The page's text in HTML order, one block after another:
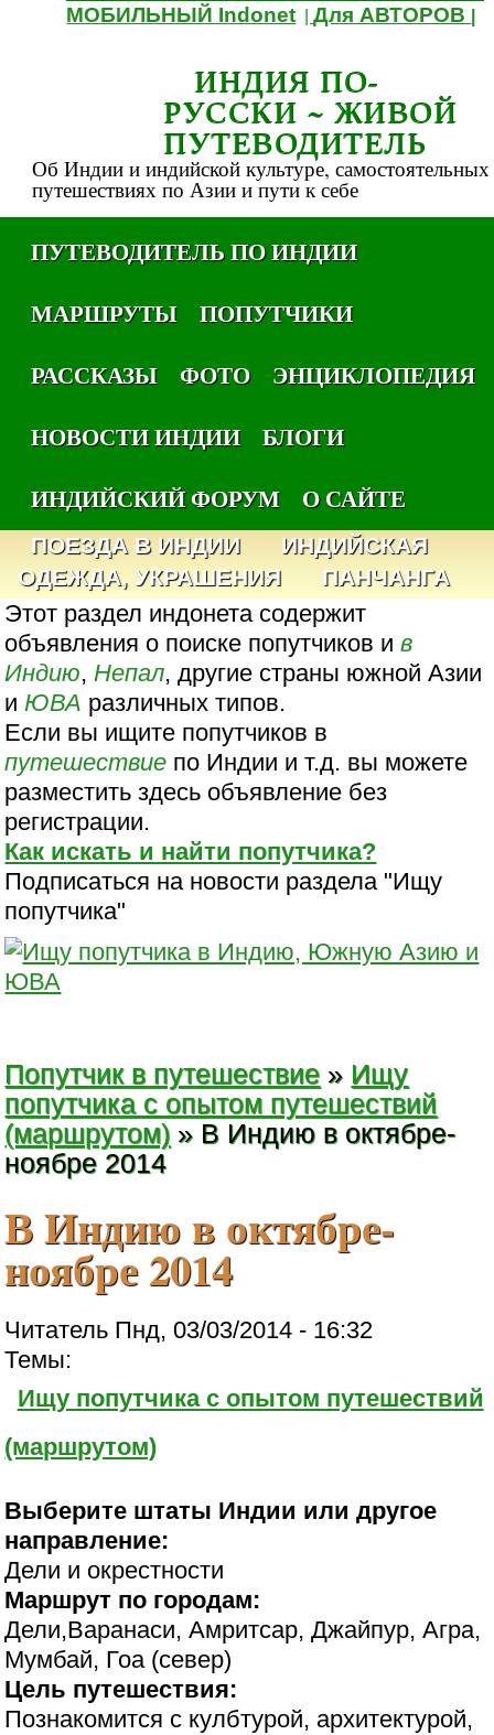
МОБИЛЬНЫЙ Indonet |Для АВТОРОВ
ИНДИЯ ПО-
РУССКИ ~ ЖИВОЙ
ПУТЕВОДИТЕЛЬ
Об Индии и индийской культуре, самостоятельных
путешествиях по Азии и пути к себе
ПУТЕВОДИТЕЛЬ ПО ИНДИИ
МАРШРУТЫ
ПОПУТЧИКИ
РАССКАЗЫ
ФОТО
ЭНЦИКЛОПЕДИЯ
НОВОСТИ ИНДИИ
БЛОГИ
ИНДИЙСКИЙ ФОРУМ
О САЙТЕ
ПОЕЗДА В ИНДИИ
ИНДИЙСКАЯ
ОДЕЖДА, УКРАШЕНИЯ
ПАНЧАНГА
Этот раздел индонета содержит
объявления о поиске попутчиков ив
Индию,Непал, другие страны южной Азии
иЮВА различных типов.
Если вы ищите попутчиков в
путешествие по Индии и т.д. вы можете
разместить здесь объявление без
регистрации.
Как искать и найти попутчика?
Подписаться на новости раздела "Ищу
попутчика"
Попутчик в путешествие » Ищу
попутчика с опытом путешествий
(маршрутом) » В Индию в октябре-
ноябре 2014
В Индию в октябре-
ноябре 2014
Читатель Пнд, 03/03/2014 - 16:32
Темы:
Ищу попутчика с опытом путешествий
(маршрутом)
Выберите штаты Индии или другое
направление:
Дели и окрестности
Маршрут по городам:
Дели,Варанаси, Амритсар, Джайпур, Агра,
Мумбай, Гоа (север)
Цель путешествия:
Познакомится с кулбтурой, архитектурой,